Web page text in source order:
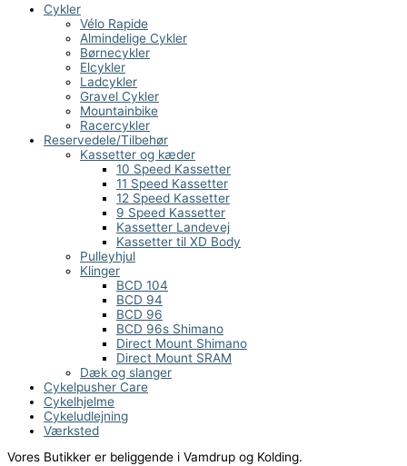
Cykler
Vélo Rapide
Almindelige Cykler
Børnecykler
Elcykler
Ladcykler
Gravel Cykler
Mountainbike
Racercykler
Reservedele/Tilbehør
Kassetter og kæder
10 Speed Kassetter
11 Speed Kassetter
12 Speed Kassetter
9 Speed Kassetter
Kassetter Landevej
Kassetter til XD Body
Pulleyhjul
Klinger
BCD 104
BCD 94
BCD 96
BCD 96s Shimano
Direct Mount Shimano
Direct Mount SRAM
Dæk og slanger
Cykelpusher Care
Cykelhjelme
Cykeludlejning
Værksted
Vores Butikker er beliggende i Vamdrup og Kolding.